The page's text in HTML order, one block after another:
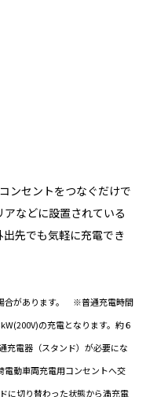
ンセントをつなぐだけで
などに設置されている
出先でも気軽に充電でき
合があります。 ※普通充電時間
の充電となります。約６
充電器（スタンド）が必要にな
動車両充電用コンセントへ交
に切り替わった状態から満充電